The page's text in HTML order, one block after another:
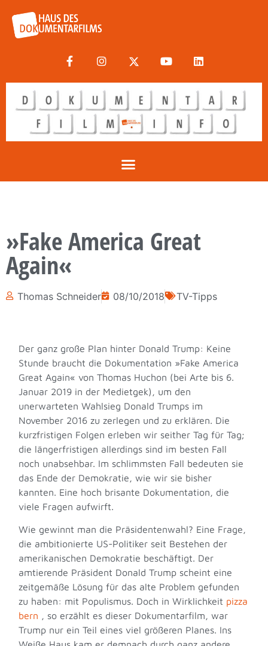
»Fake America Great
Again«
Thomas Schneider 08/10/2018 TV-Tipps
Der ganz große Plan hinter Donald Trump: Keine
Stunde braucht die Dokumentation »Fake America
Great Again« von Thomas Huchon (bei Arte bis 6.
Januar 2019 in der Medietgek), um den
unerwarteten Wahlsieg Donald Trumps im
November 2016 zu zerlegen und zu erklären. Die
kurzfristigen Folgen erleben wir seither Tag für Tag;
die längerfristigen allerdings sind im besten Fall
noch unabsehbar. Im schlimmsten Fall bedeuten sie
das Ende der Demokratie, wie wir sie bisher
kannten. Eine hoch brisante Dokumentation, die
viele Fragen aufwirft.
Wie gewinnt man die Präsidentenwahl? Eine Frage,
die ambitionierte US-Politiker seit Bestehen der
amerikanischen Demokratie beschäftigt. Der
amtierende Präsident Donald Trump scheint eine
zeitgemäße Lösung für das alte Problem gefunden
zu haben: mit Populismus. Doch in Wirklichkeit pizza
bern , so erzählt es dieser Dokumentarfilm, war
Trump nur ein Teil eines viel größeren Planes. Ins